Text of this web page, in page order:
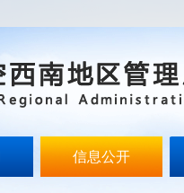
信息公开